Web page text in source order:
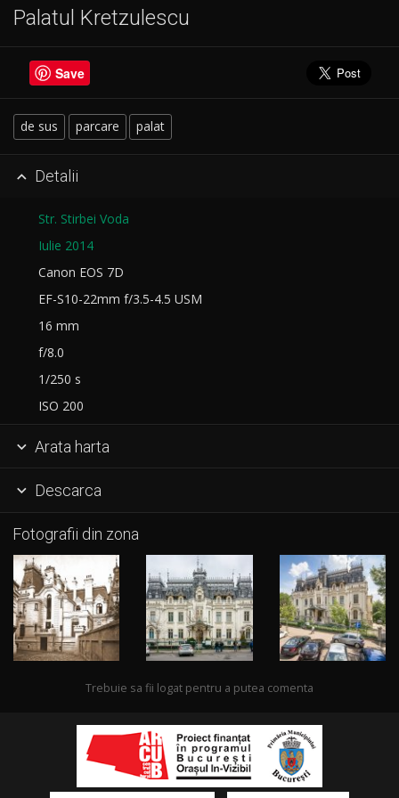
Palatul Kretzulescu
Save
de sus parcare palat
 Detalii
Str. Stirbei Voda
Iulie 2014
Canon EOS 7D
EF-S10-22mm f/3.5-4.5 USM
16 mm
f/8.0
1/250 s
ISO 200
 Arata harta
 Descarca
Fotografii din zona
Trebuie sa fii logat pentru a putea comenta